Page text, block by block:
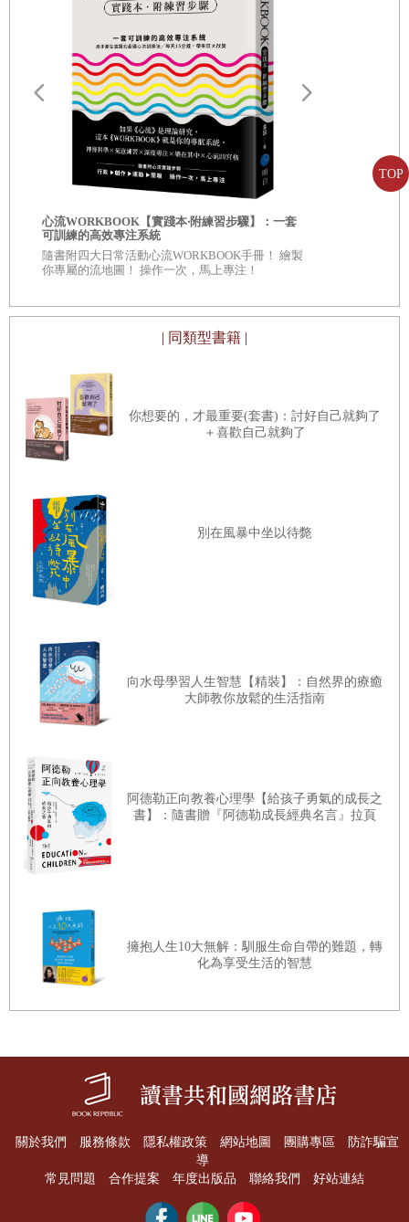
TOP
13 肢體洩漏心理狀態 ・開放姿勢
14 比語言更重要的溝通技巧 ・非語言溝通
15 藉由比較，明白自己的定位 ・社會比較理論
16 模仿對方言行，提升好感 ・鏡像效應
17 人們很難承受來自群體的壓力 ・從眾實驗
章 人際關係心理學
18 容易發飆的人的心理狀態 ・敵意歸因偏誤
第 5章 職場必備心理學
23 連缺點一併說明，提升信賴度 ・單面陳述／雙面俱陳
24 切入主題前先哈拉搏感情 ・脈絡效應
25 吐露內心，拉近彼此距離 ・自我揭露
第 6章 商業策略心理學
26 心理也需要預防針 ・免疫理論
28 最後一刻也很重要！ ・時近效應
29 兩種敘事方式 ・高潮敘事法／反高潮敘事
法
30 一見鍾情是理想的戀愛模式？ ・一見鍾情原理
33 頭銜的重要性 ・保羅‧威森的實驗
章 戀愛順利的心理學
34 昏暗的地方容易讓感情生溫？ ・黑暗效應
35 禁斷的愛情更具吸引力 ・羅密歐與茱麗葉效應
心流WORKBOOK【實踐本‧附練習步驟】：一套
可訓練的高效專注系統
隨書附四大日常活動心流WORKBOOK手冊！ 繪製
你專屬的流地圖！ 操作一次，馬上專注！
| 同類型書籍 |
你想要的，才最重要(套書)：討好自己就夠了
＋喜歡自己就夠了
別在風暴中坐以待斃
向水母學習人生智慧【精裝】：自然界的療癒
大師教你放鬆的生活指南
阿德勒正向教養心理學【給孩子勇氣的成長之
書】：隨書贈『阿德勒成長經典名言』拉頁
擁抱人生10大無解：馴服生命自帶的難題，轉
化為享受生活的智慧
關於我們 服務條款 隱私權政策 網站地圖 團購專區
防詐騙宣
導
常見問題
合作提案 年度出版品 聯絡我們 好站連結